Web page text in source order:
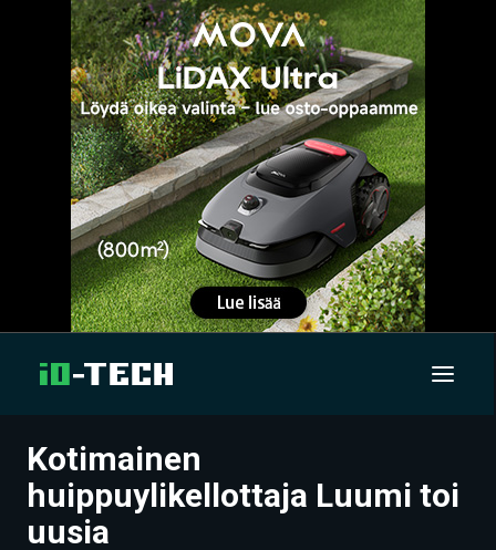
UUTISET
ARTIKKELIT
Kotimainen
huippuylikellottaja Luumi toi
uusia